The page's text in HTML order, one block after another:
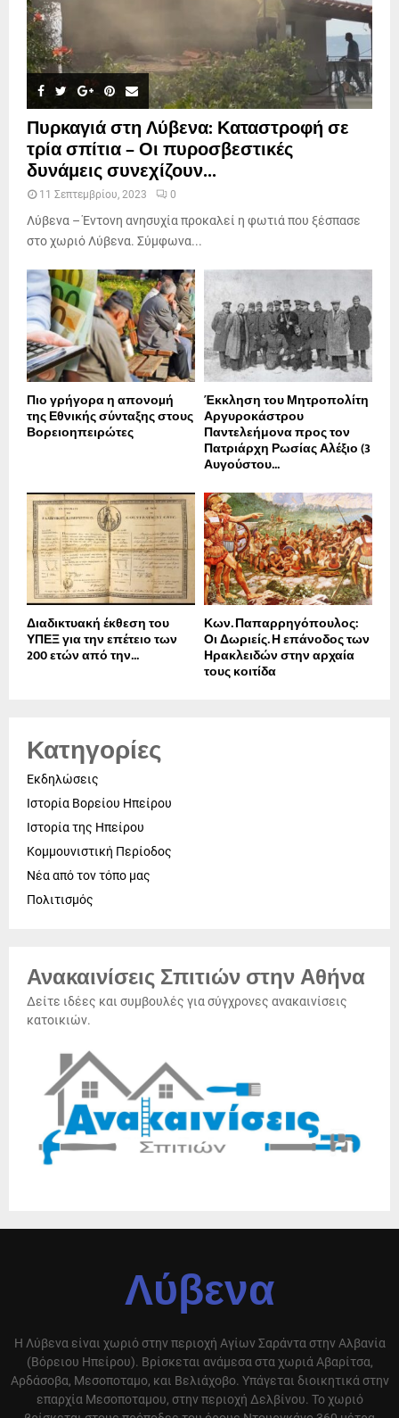
Πυρκαγιά στη Λύβενα: Καταστροφή σε
τρία σπίτια – Οι πυροσβεστικές
δυνάμεις συνεχίζουν...
11 Σεπτεμβρίου, 2023 0
Λύβενα – Έντονη ανησυχία προκαλεί η φωτιά που ξέσπασε
στο χωριό Λύβενα. Σύμφωνα...
Πιο γρήγορα η απονοµή
της Εθνικής σύνταξης στους
Βορειοηπειρώτες
Έκκληση του Μητροπολίτη
Αργυροκάστρου
Παντελεήμονα προς τον
Πατριάρχη Ρωσίας Αλέξιο (3
Αυγούστου...
Διαδικτυακή έκθεση του
ΥΠΕΞ για την επέτειο των
200 ετών από την...
Κων. Παπαρρηγόπουλος:
Οι Δωριείς. Η επάνοδος των
Ηρακλειδών στην αρχαία
τους κοιτίδα
Κατηγορίες
Εκδηλώσεις
Ιστορία Βορείου Ηπείρου
Ιστορία της Ηπείρου
Κομμουνιστική Περίοδος
Νέα από τον τόπο μας
Πολιτισμός
Ανακαινίσεις Σπιτιών στην Αθήνα
Δείτε ιδέες και συμβουλές για σύγχρονες ανακαινίσεις
κατοικιών.
Λύβενα
Η Λύβενα είναι χωριό στην περιοχή Αγίων Σαράντα στην Αλβανία
(Βόρειου Ηπείρου). Βρίσκεται ανάμεσα στα χωριά Αβαρίτσα,
Αρδάσοβα, Μεσοποταμο, και Βελιάχοβο. Υπάγεται διοικητικά στην
επαρχία Μεσοποταμου, στην περιοχή Δελβίνου. Το χωριό